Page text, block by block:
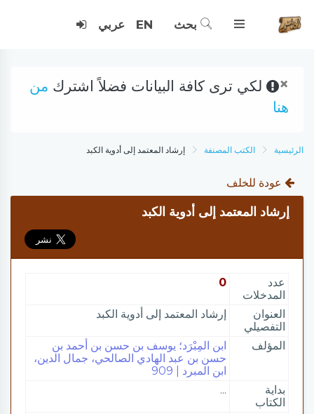
بحث EN عربي
× لكي ترى كافة البيانات فضلاً اشترك من
هنا
الرئيسية الكتب المصنفة إرشاد المعتمد إلى أدوية الكبد
عودة للخلف
إرشاد المعتمد إلى أدوية الكبد
عدد
المدخلات
0
العنوان
التفصيلي
إرشاد المعتمد إلى أدوية الكبد
المؤلف
ابن المِبْرَد؛ يوسف بن حسن بن أحمد بن
حسن بن عبد الهادي الصالحي، جمال الدين،
ابن المبرد | 909
بداية
الكتاب
...